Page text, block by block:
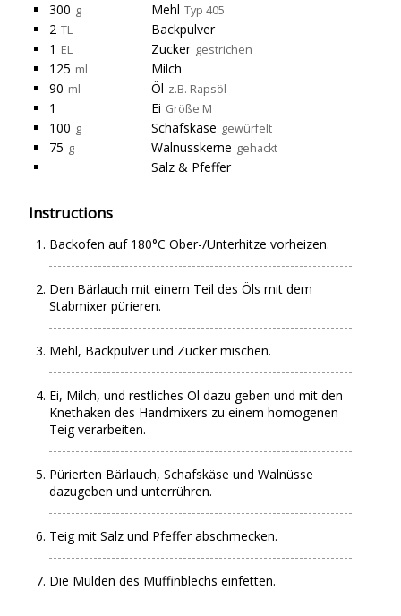
300 g Mehl Typ 405
2 TL
Backpulver
1 EL Zucker gestrichen
125 ml
Milch
90 ml Öl z.B. Rapsöl
1 Ei Größe M
100 g Schafskäse gewürfelt
75 g Walnusskerne gehackt
Salz & Pfeffer
Instructions
Backofen auf 180°C Ober-/Unterhitze vorheizen.
Den Bärlauch mit einem Teil des Öls mit dem
Stabmixer pürieren.
Mehl, Backpulver und Zucker mischen.
Ei, Milch, und restliches Öl dazu geben und mit den
Knethaken des Handmixers zu einem homogenen
Teig verarbeiten.
Pürierten Bärlauch, Schafskäse und Walnüsse
dazugeben und unterrühren.
Teig mit Salz und Pfeffer abschmecken.
Die Mulden des Muffinblechs einfetten.